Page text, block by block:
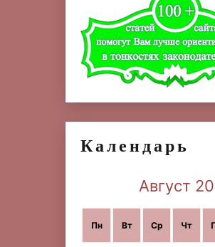
Календарь
Август
Пн Вт Ср Чт